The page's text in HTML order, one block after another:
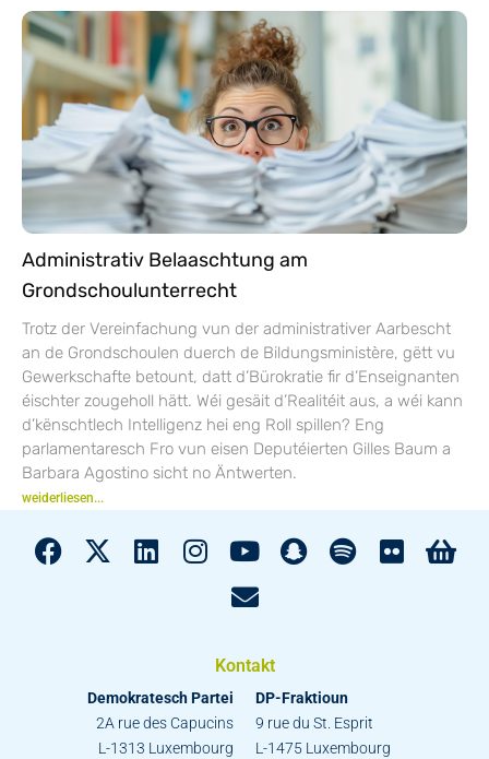
Administrativ Belaaschtung am
Grondschoulunterrecht
Trotz der Vereinfachung vun der administrativer Aarbescht
an de Grondschoulen duerch de Bildungsministère, gëtt vu
Gewerkschafte betount, datt d’Bürokratie fir d’Enseignanten
éischter zougeholl hätt. Wéi gesäit d’Realitéit aus, a wéi kann
d’kënschtlech Intelligenz hei eng Roll spillen? Eng
parlamentaresch Fro vun eisen Deputéierten Gilles Baum a
Barbara Agostino sicht no Äntwerten.
weiderliesen...
Kontakt
Demokratesch Partei
2A rue des Capucins
L-1313 Luxembourg
DP-Fraktioun
9 rue du St. Esprit
L-1475 Luxembourg